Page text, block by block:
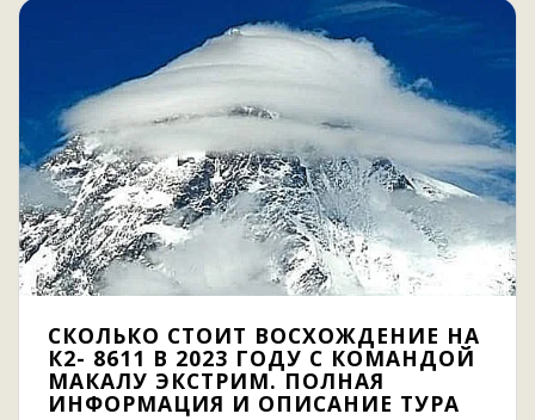
СКОЛЬКО СТОИТ ВОСХОЖДЕНИЕ НА
К2- 8611 В 2023 ГОДУ С КОМАНДОЙ
МАКАЛУ ЭКСТРИМ. ПОЛНАЯ
ИНФОРМАЦИЯ И ОПИСАНИЕ ТУРА